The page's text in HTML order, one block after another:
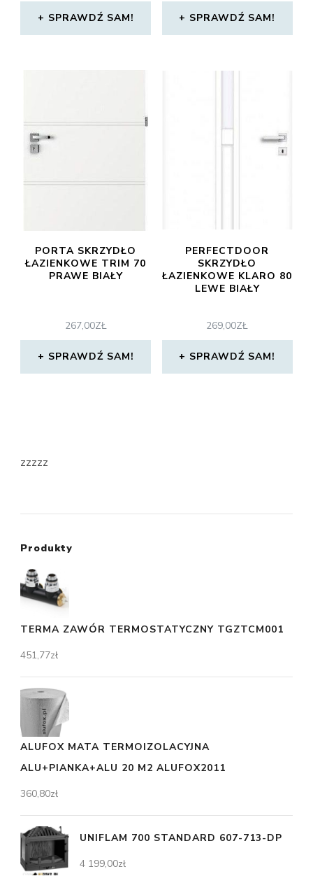
SPRAWDŹ SAM! SPRAWDŹ SAM!
PORTA SKRZYDŁO
ŁAZIENKOWE TRIM 70
PRAWE BIAŁY
267,00ZŁ
SPRAWDŹ SAM!
PERFECTDOOR
SKRZYDŁO
ŁAZIENKOWE KLARO 80
LEWE BIAŁY
269,00ZŁ
SPRAWDŹ SAM!
zzzzz
Produkty
TERMA ZAWÓR TERMOSTATYCZNY TGZTCM001
451,77zł
ALUFOX MATA TERMOIZOLACYJNA
ALU+PIANKA+ALU 20 M2 ALUFOX2011
360,80zł
UNIFLAM 700 STANDARD 607-713-DP
4 199,00zł